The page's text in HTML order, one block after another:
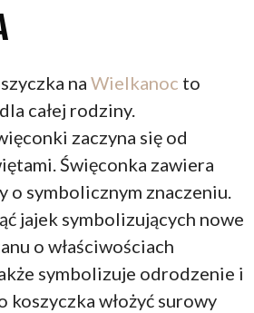
naWielkanoc to
całej rodziny.
zaczyna się od
Święconka zawiera
o symbolicznym znaczeniu.
jajek symbolizujących nowe
o właściwościach
symbolizuje odrodzenie i
koszyczka włożyć surowy